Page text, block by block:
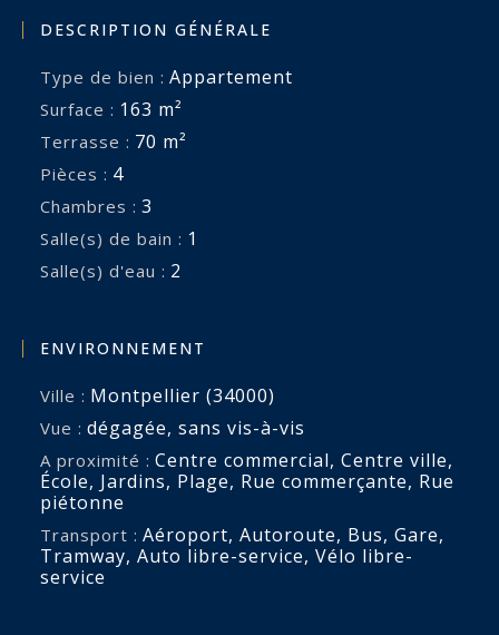
DESCRIPTION GÉNÉRALE
Type de bien : Appartement
Surface : 163 m²
Terrasse : 70 m²
Pièces : 4
Chambres : 3
Salle(s) de bain : 1
Salle(s) d'eau : 2
ENVIRONNEMENT
Ville : Montpellier (34000)
Vue : dégagée, sans vis-à-vis
A proximité : Centre commercial, Centre ville,
École, Jardins, Plage, Rue commerçante, Rue
piétonne
Transport : Aéroport, Autoroute, Bus, Gare,
Tramway, Auto libre-service, Vélo libre-
service